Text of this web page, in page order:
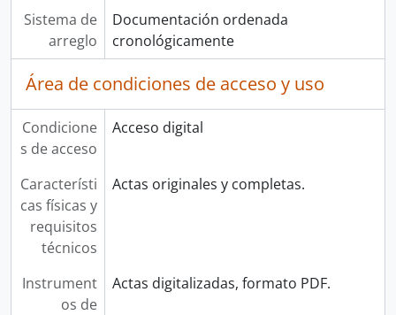
Sistema de
arreglo
Documentación ordenada
cronológicamente
Área de condiciones de acceso y uso
Condicione
s de acceso
Acceso digital
Característi
cas físicas y
requisitos
técnicos
Actas originales y completas.
Instrument
os de
Actas digitalizadas, formato PDF.